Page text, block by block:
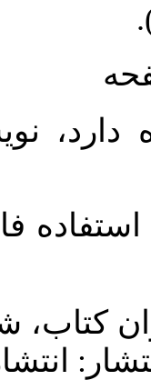
استفاده
کتاب،